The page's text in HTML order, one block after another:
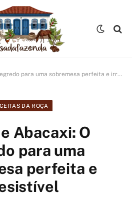
para uma sobremesa perfeita e irresistível
DA ROÇA
Abacaxi: O
para uma
perfeita e